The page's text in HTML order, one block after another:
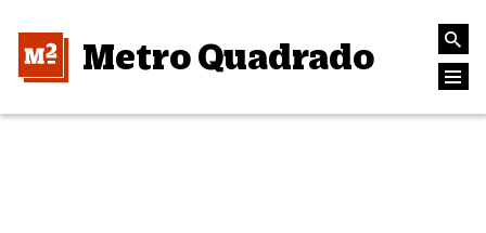
Metro Quadrado